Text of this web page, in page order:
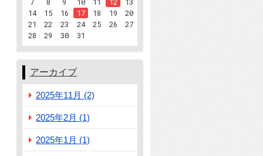
7
8 9 10 11 12
13
14
15 16 17 18 19
20
21
22 23 24 25 26
27
28
29 30 31
アーカイブ
2025年11月 (2)
2025年2月 (1)
2025年1月 (1)